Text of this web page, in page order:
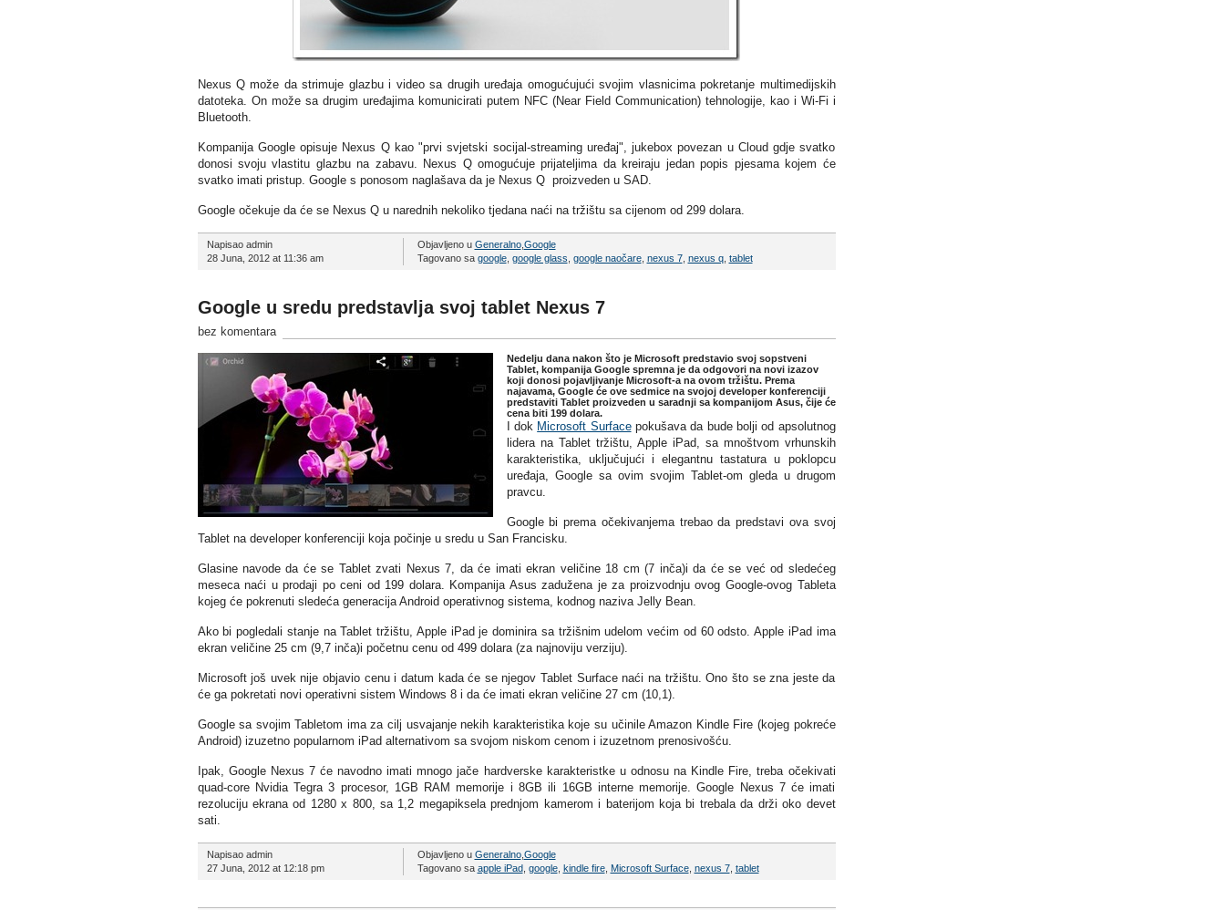
Nexus Q može da strimuje glazbu i video sa drugih uređaja omogućujući svojim vlasnicima pokretanje multimedijskih
datoteka. On može sa drugim uređajima komunicirati putem NFC (Near Field Communication) tehnologije, kao i Wi-Fi i
Bluetooth.
Kompanija Google opisuje Nexus Q kao "prvi svjetski socijal-streaming uređaj", jukebox povezan u Cloud gdje svatko
donosi svoju vlastitu glazbu na zabavu. Nexus Q omogućuje prijateljima da kreiraju jedan popis pjesama kojem će
svatko imati pristup. Google s ponosom naglašava da je Nexus Q proizveden u SAD.
Google očekuje da će se Nexus Q u narednih nekoliko tjedana naći na tržištu sa cijenom od 299 dolara.
Napisao admin
28 Juna, 2012 at 11:36 am
Objavljeno u Generalno, Google
Tagovano sa google, google glass google naočare, nexus 7, nexus q, tablet
Google u sredu predstavlja svoj tablet Nexus 7
bez komentara
Nedelju dana nakon što je Microsoft predstavio svoj sopstveni
Tablet, kompanija Google spremna je da odgovori na novi izazov
koji donosi pojavljivanje Microsoft-a na ovom tržištu. Prema
najavama, Google će ove sedmice na svojoj developer konferenciji
predstaviti Tablet proizveden u saradnji sa kompanijom Asus, čije će
cena biti 199 dolara.
I dok Microsoft Surfacepokušava da bude bolji od apsolutnog
lidera na Tablet tržištu, Apple iPad, sa mnoštvom vrhunskih
karakteristika, uključujući i elegantnu tastatura u poklopcu
uređaja, Google sa ovim svojim Tablet-om gleda u drugom
pravcu.
Google bi prema očekivanjema trebao da predstavi ova svoj
Tablet na developer konferenciji koja počinje u sredu u San Francisku.
Glasine navode da će se Tablet zvati Nexus 7, da će imati ekran veličine 18 cm (7 inča)i da će se već od sledećeg
meseca naći u prodaji po ceni od 199 dolara. Kompanija Asus zadužena je za proizvodnju ovog Google-ovog Tableta
kojeg će pokrenuti sledeća generacija Android operativnog sistema, kodnog naziva Jelly Bean.
Ako bi pogledali stanje na Tablet tržištu, Apple iPad je dominira sa tržišnim udelom većim od 60 odsto. Apple iPad ima
ekran veličine 25 cm (9,7 inča)i početnu cenu od 499 dolara (za najnoviju verziju).
Microsoft još uvek nije objavio cenu i datum kada će se njegov Tablet Surface naći na tržištu. Ono što se zna jeste da
će ga pokretati novi operativni sistem Windows 8 i da će imati ekran veličine 27 cm (10,1).
Google sa svojim Tabletom ima za cilj usvajanje nekih karakteristika koje su učinile Amazon Kindle Fire (kojeg pokreće
Android) izuzetno popularnom iPad alternativom sa svojom niskom cenom i izuzetnom prenosivošću.
Ipak, Google Nexus 7 će navodno imati mnogo jače hardverske karakteristke u odnosu na Kindle Fire, treba očekivati
quad-core Nvidia Tegra 3 procesor, 1GB RAM memorije i 8GB ili 16GB interne memorije. Google Nexus 7 će imati
rezoluciju ekrana od 1280 x 800, sa 1,2 megapiksela prednjom kamerom i baterijom koja bi trebala da drži oko devet
sati.
Napisao admin
27 Juna, 2012 at 12:18 pm
Objavljeno u Generalno, Google
Tagovano sa apple iPad, google, kindle fire, Microsoft Surface, nexus 7, tablet